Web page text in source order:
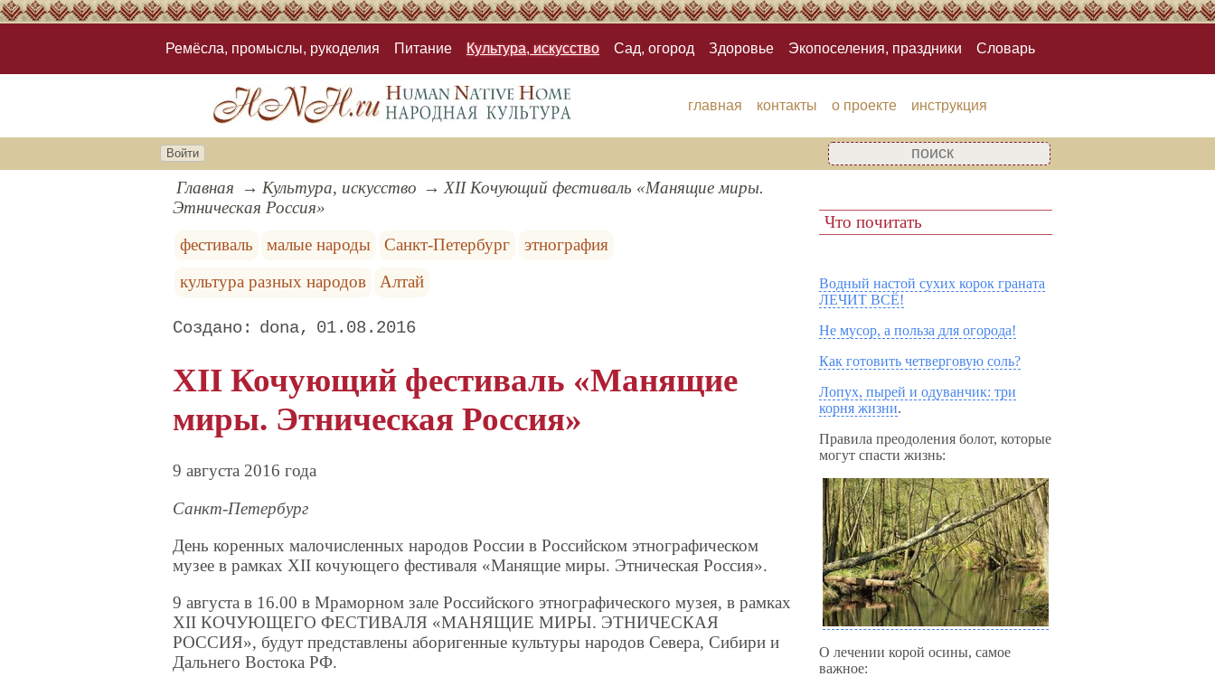
Ремёсла, промыслы, рукоделия Питание Культура, искусство Сад, огород Здоровье Экопоселения, праздники Словарь
главная контакты о проекте инструкция
Войти
Главная Культура, искусство
XII Кочующий фестиваль «Манящие миры.
Этническая Россия»
фестиваль
малые народы Санкт-Петербург
этнография
культура разных народов
Алтай
dona 01.08.2016
XII Кочующий фестиваль «Манящие
миры. Этническая Россия»
9 августа 2016 года
Санкт-Петербург
День коренных малочисленных народов России в Российском этнографическом
музее в рамках XII кочующего фестиваля «Манящие миры. Этническая Россия».
9 августа в 16.00 в Мраморном зале Российского этнографического музея, в рамках
XII КОЧУЮЩЕГО ФЕСТИВАЛЯ «МАНЯЩИЕ МИРЫ. ЭТНИЧЕСКАЯ
РОССИЯ», будут представлены аборигенные культуры народов Севера, Сибири и
Дальнего Востока РФ.
Что почитать
Водный настой сухих корок граната
ЛЕЧИТ ВСЁ!
Не мусор, а польза для огорода!
Как готовить четверговую соль?
Лопух, пырей и одуванчик: три
корня жизни.
Правила преодоления болот, которые
могут спасти жизнь:
О лечении корой осины, самое
важное: